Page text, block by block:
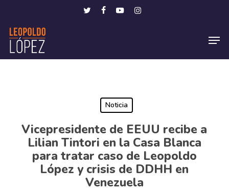
main
content
twitterfacebookyoutubeinstagram
Noticia
Vicepresidente de EEUU recibe a
Lilian Tintori en la Casa Blanca
para tratar caso de Leopoldo
López y crisis de DDHH en
Venezuela